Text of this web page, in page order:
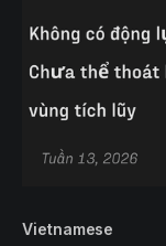
Vietnamese